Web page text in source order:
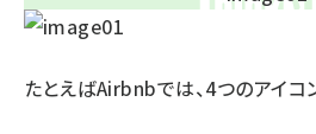
たとえばAirbnbでは、4つのアイコ